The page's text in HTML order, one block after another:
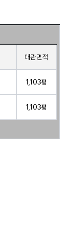
대관면적
1,103평
1,103평